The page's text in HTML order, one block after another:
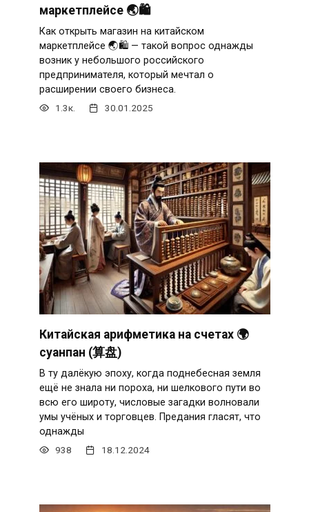
маркетплейсе 🌏🛍
Как открыть магазин на китайском
маркетплейсе 🌏🛍 — такой вопрос однажды
возник у небольшого российского
предпринимателя, который мечтал о
расширении своего бизнеса.
1.3к. 30.01.2025
Китайская арифметика на счетах 🌍
суанпан (算盘)
В ту далёкую эпоху, когда поднебесная земля
ещё не знала ни пороха, ни шелкового пути во
всю его широту, числовые загадки волновали
умы учёных и торговцев. Предания гласят, что
однажды
938 18.12.2024